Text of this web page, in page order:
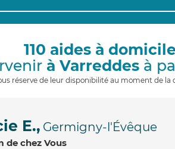
110 aides à domicile
à Varreddesà
réserve de leur disponibilité au moment de la
E., Germigny-l'Évêque
de chez Vous